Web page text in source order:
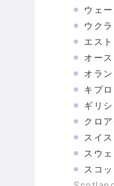
ウェ
ウク
エス
オー
オラ
キプ
ギリ
クロ
スイ
スウ
スコ